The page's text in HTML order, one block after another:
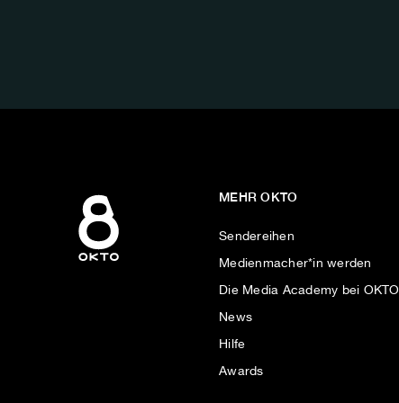
MEHR OKTO
Sendereihen
Medienmacher*in werden
Die Media Academy bei OKTO
News
Hilfe
Awards